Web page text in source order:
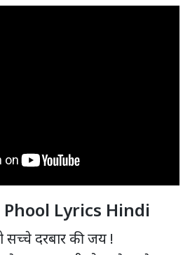
Lyrics Hindi
सच्चे दरबार की जय !